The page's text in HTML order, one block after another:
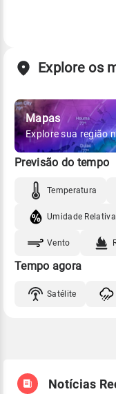
Explore os
Mapas
Explore sua região
Previsão do tempo
Temperatura
Umidade Relativa
Vento
Tempo agora
Satélite
Notícias